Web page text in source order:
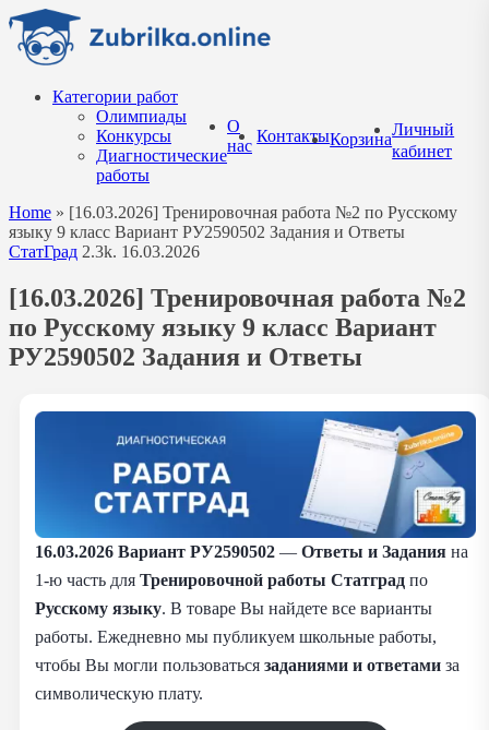
Перейти
содержанию
Категории работ
Олимпиады
Конкурсы
Диагностические
работы
О
нас
КонтактыКорзина
Личный
кабинет
Home » [16.03.2026] Тренировочная работа №2 по Русскому
языку 9 класс Вариант РУ2590502 Задания и Ответы
СтатГрад 2.3k. 16.03.2026
[16.03.2026] Тренировочная работа №2
по Русскому языку 9 класс Вариант
РУ2590502 Задания и Ответы
16.03.2026 Вариант РУ2590502 — Ответы и Задания на
1-ю часть для Тренировочной работы Статград по
Русскому языку. В товаре Вы найдете все варианты
работы. Ежедневно мы публикуем школьные работы,
чтобы Вы могли пользоваться заданиями и ответами за
символическую плату.